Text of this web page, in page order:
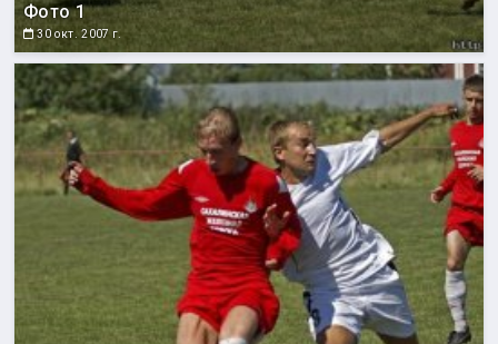
Фото 1
30 окт. 2007 г.